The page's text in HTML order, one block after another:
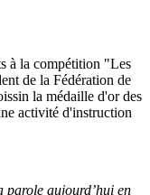
à la compétition "Les
de la Fédération de
la médaille d'or des
activité d'instruction
parole aujourd’hui en